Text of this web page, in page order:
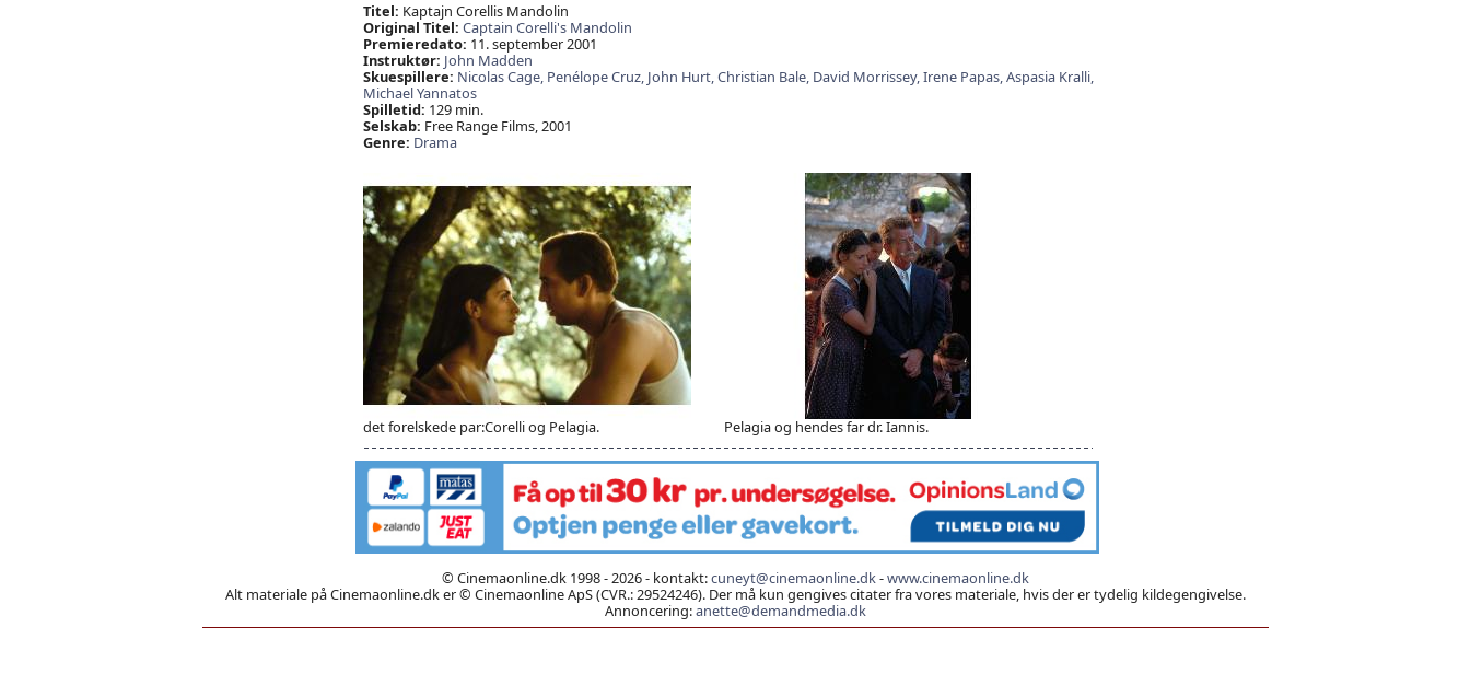
Titel: Kaptajn Corellis Mandolin
Original Titel: Captain Corelli's Mandolin
Premieredato: 11. september 2001
Instruktør: John Madden
Skuespillere: Nicolas Cage, Penélope Cruz, John Hurt,Christian Bale, David Morrissey,Irene Papas,Aspasia Kralli,
Michael Yannatos
Spilletid: 129 min.
Selskab: Free Range Films, 2001
Genre: Drama
det forelskede par:Corelli og Pelagia. Pelagia og hendes far dr. Iannis.
© Cinemaonline.dk 1998 - 2026 - kontakt:cuneyt@cinemaonline.dk-www.cinemaonline.dk
Alt materiale på Cinemaonline.dk er © Cinemaonline ApS (CVR.: 29524246). Der må kun gengives citater fra vores materiale, hvis der er tydelig kildegengivelse.
Annoncering:anette@demandmedia.dk